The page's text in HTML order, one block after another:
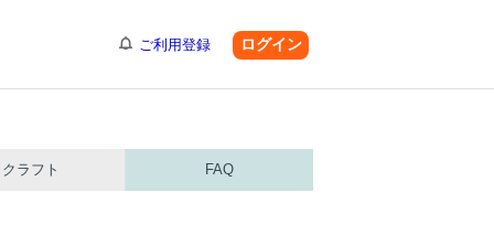
ご利用登録 ログイン
クラフト FAQ